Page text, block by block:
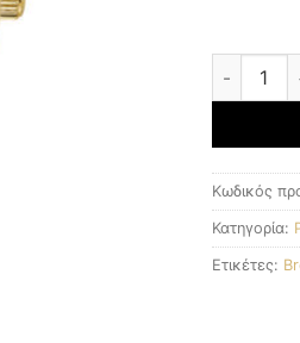
Κωδικός
Κατηγορία:
Ετικέτες: